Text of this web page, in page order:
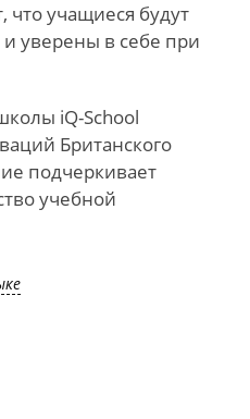
что учащиеся будут
уверены в себе при
iQ-School
Британского
подчеркивает
учебной